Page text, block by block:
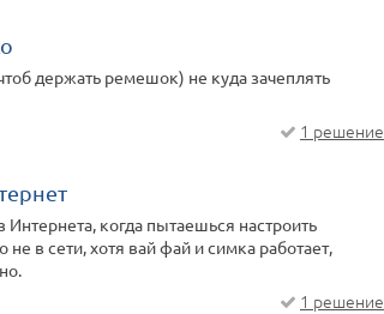
держать ремешок) не куда зачеплять
1 решение
Интернета, когда пытаешься настроить
не в сети, хотя вай фай и симка работает,
1 решение